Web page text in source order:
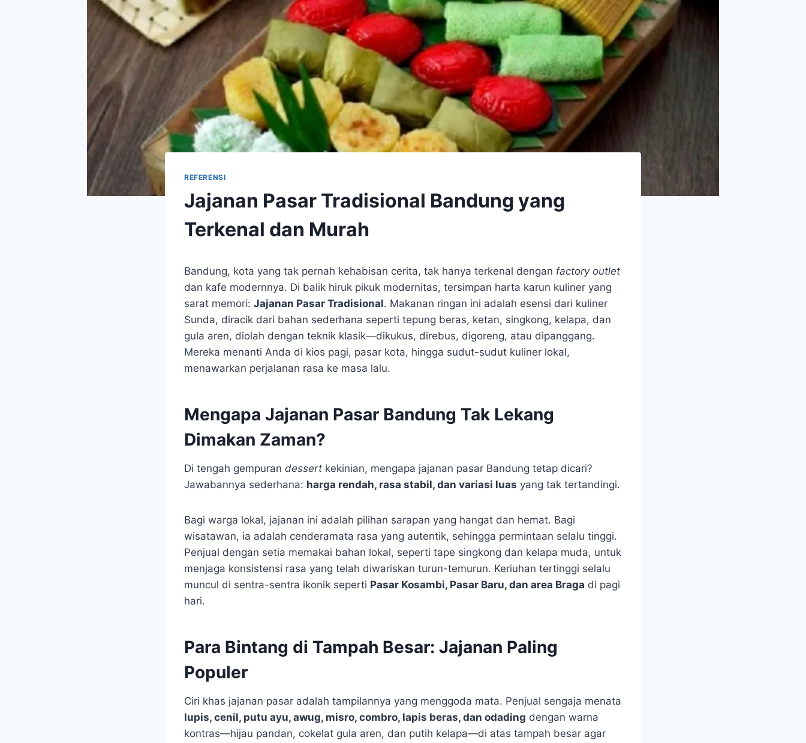
REFERENSI
Jajanan Pasar Tradisional Bandung yang
Terkenal dan Murah
Bandung, kota yang tak pernah kehabisan cerita, tak hanya terkenal dengan factory outlet
dan kafe modernnya. Di balik hiruk pikuk modernitas, tersimpan harta karun kuliner yang
sarat memori: Jajanan Pasar Tradisional. Makanan ringan ini adalah esensi dari kuliner
Sunda, diracik dari bahan sederhana seperti tepung beras, ketan, singkong, kelapa, dan
gula aren, diolah dengan teknik klasik—dikukus, direbus, digoreng, atau dipanggang.
Mereka menanti Anda di kios pagi, pasar kota, hingga sudut-sudut kuliner lokal,
menawarkan perjalanan rasa ke masa lalu.
Mengapa Jajanan Pasar Bandung Tak Lekang
Dimakan Zaman?
Di tengah gempuran dessert kekinian, mengapa jajanan pasar Bandung tetap dicari?
Jawabannya sederhana: harga rendah, rasa stabil, dan variasi luas yang tak tertandingi.
Bagi warga lokal, jajanan ini adalah pilihan sarapan yang hangat dan hemat. Bagi
wisatawan, ia adalah cenderamata rasa yang autentik, sehingga permintaan selalu tinggi.
Penjual dengan setia memakai bahan lokal, seperti tape singkong dan kelapa muda, untuk
menjaga konsistensi rasa yang telah diwariskan turun-temurun. Keriuhan tertinggi selalu
muncul di sentra-sentra ikonik seperti Pasar Kosambi, Pasar Baru, dan area Braga di pagi
hari.
Para Bintang di Tampah Besar: Jajanan Paling
Populer
Ciri khas jajanan pasar adalah tampilannya yang menggoda mata. Penjual sengaja menata
lupis, cenil, putu ayu, awug, misro, combro, lapis beras, dan odading dengan warna
kontras—hijau pandan, cokelat gula aren, dan putih kelapa—di atas tampah besar agar